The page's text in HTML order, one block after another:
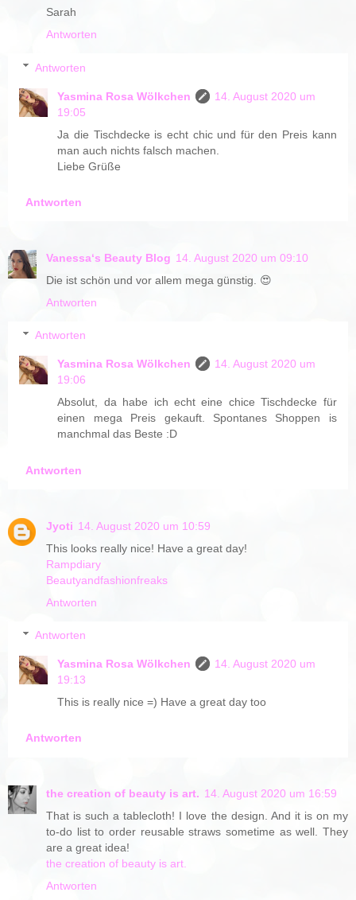
Sarah
Antworten
Antworten
Yasmina Rosa Wölkchen
14. August 2020 um
19:05
Ja die Tischdecke is echt chic und für den Preis kann
man auch nichts falsch machen.
Liebe Grüße
Antworten
Vanessa‘s Beauty Blog 14. August 2020 um 09:10
Die ist schön und vor allem mega günstig. 😍
Antworten
Antworten
Yasmina Rosa Wölkchen
14. August 2020 um
19:06
Absolut, da habe ich echt eine chice Tischdecke für
einen mega Preis gekauft. Spontanes Shoppen is
manchmal das Beste :D
Antworten
Jyoti 14. August 2020 um 10:59
This looks really nice! Have a great day!
Rampdiary
Beautyandfashionfreaks
Antworten
Antworten
Yasmina Rosa Wölkchen
14. August 2020 um
19:13
This is really nice =) Have a great day too
Antworten
the creation of beauty is art. 14. August 2020 um 16:59
That is such a tablecloth! I love the design. And it is on my
to-do list to order reusable straws sometime as well. They
are a great idea!
the creation of beauty is art.
Antworten